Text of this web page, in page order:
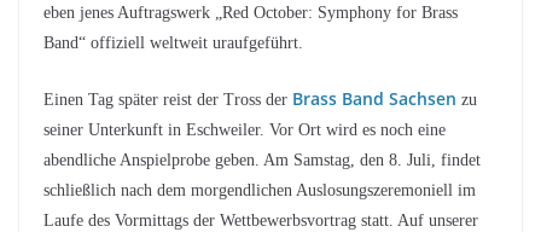
eben jenes Auftragswerk „Red October: Symphony for Brass
Band“ offiziell weltweit uraufgeführt.
Einen Tag später reist der Tross der Brass Band Sachsen zu
seiner Unterkunft in Eschweiler. Vor Ort wird es noch eine
abendliche Anspielprobe geben. Am Samstag, den 8. Juli, findet
schließlich nach dem morgendlichen Auslosungszeremoniell im
Laufe des Vormittags der Wettbewerbsvortrag statt. Auf unserer